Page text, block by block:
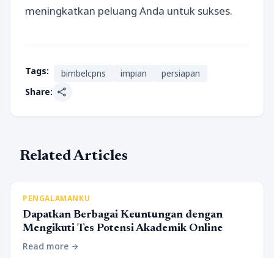
meningkatkan peluang Anda untuk sukses.
Tags: bimbelcpns impian
persiapan
Share: share
Related Articles
PENGALAMANKU
Dapatkan Berbagai Keuntungan dengan
Mengikuti Tes Potensi Akademik Online
Read more arrow_forward